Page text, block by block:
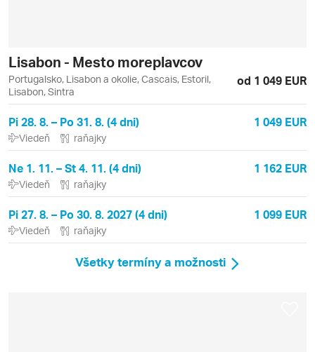
Lisabon - Mesto moreplavcov
Portugalsko, Lisabon a okolie, Cascais, Estoril,
Lisabon, Sintra
od 1 049 EUR
Pi 28. 8. – Po 31. 8. (4 dni) 1 049 EUR
Viedeň raňajky
Ne 1. 11. – St 4. 11. (4 dni) 1 162 EUR
Viedeň raňajky
Pi 27. 8. – Po 30. 8. 2027 (4 dni) 1 099 EUR
Viedeň raňajky
Všetky termíny a možnosti